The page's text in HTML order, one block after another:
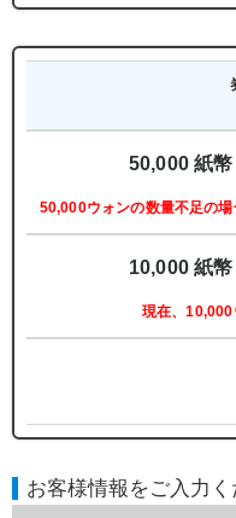
50,000
50,000ウォンの数量不足の場
10,000
現在、10,000
お客様情報をご入力く